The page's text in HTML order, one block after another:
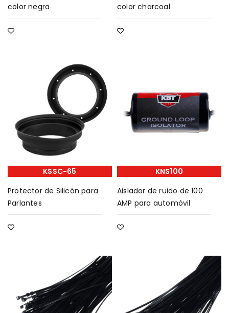
color negra
color charcoal
KSSC-65
Protector de Silicón para
Parlantes
KNS100
Aislador de ruido de 100
AMP para automóvil